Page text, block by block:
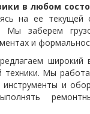
в любом
на ее
Мы заберем
и
широкий
техники. Мы
и